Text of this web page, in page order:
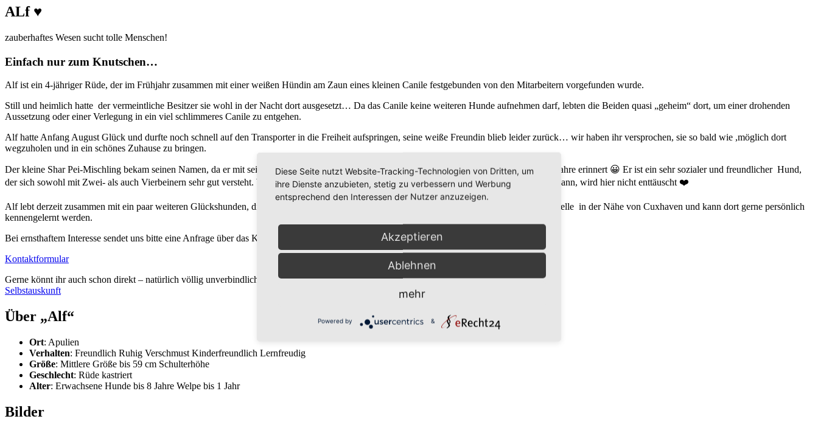
ALf ♥
zauberhaftes Wesen sucht tolle Menschen!
Einfach nur zum Knutschen…
Alf ist ein 4-jähriger Rüde, der im Frühjahr zusammen mit einer weißen Hündin am Zaun eines kleinen Canile festgebunden von den Mitarbeitern vorgefunden wurde.
Still und heimlich hatte der vermeintliche Besitzer sie wohl in der Nacht dort ausgesetzt… Da das Canile keine weiteren Hunde aufnehmen darf, lebten die Beiden quasi „geheim“ dort, um einer drohenden
Aussetzung oder einer Verlegung in ein viel schlimmeres Canile zu entgehen.
Alf hatte Anfang August Glück und durfte noch schnell auf den Transporter in die Freiheit aufspringen, seine weiße Freundin blieb leider zurück… wir haben ihr versprochen, sie so bald wie ,möglich dort
wegzuholen und in ein schönes Zuhause zu bringen.
Der kleine Shar Pei-Mischling bekam seinen Namen, da er mit seinem lustigen Gesicht stark an “Alf” aus der gleichnamigen Kultserie der 80er Jahre erinnert 😀 Er ist ein sehr sozialer und freundlicher Hund,
der sich sowohl mit Zwei- als auch Vierbeinern sehr gut versteht. Wer einen gemütlichen Hund sucht, mit dem man durch dick und dünn gehen kann, wird hier nicht enttäuscht ❤️
Alf lebt derzeit zusammen mit ein paar weiteren Glückshunden, die wir vor einer Verlegung in ein Horror-Hundelager gerettet haben auf Pflegestelle in der Nähe von Cuxhaven und kann dort gerne persönlich
kennengelernt werden.
Bei ernsthaftem Interesse sendet uns bitte eine Anfrage über das Kontaktformular.
Kontaktformular
Gerne könnt ihr auch schon direkt – natürlich völlig unverbindlich – unseren Fragebogen ausfüllen:
Selbstauskunft
Über „Alf“
Ort: Apulien
Verhalten: Freundlich Ruhig Verschmust Kinderfreundlich Lernfreudig
Größe: Mittlere Größe bis 59 cm Schulterhöhe
Geschlecht: Rüde kastriert
Alter: Erwachsene Hunde bis 8 Jahre Welpe bis 1 Jahr
Bilder
Diese Seite nutzt Website-Tracking-Technologien von Dritten, um
ihre Dienste anzubieten, stetig zu verbessern und Werbung
entsprechend den Interessen der Nutzer anzuzeigen.
Akzeptieren
Ablehnen
mehr
Powered by &